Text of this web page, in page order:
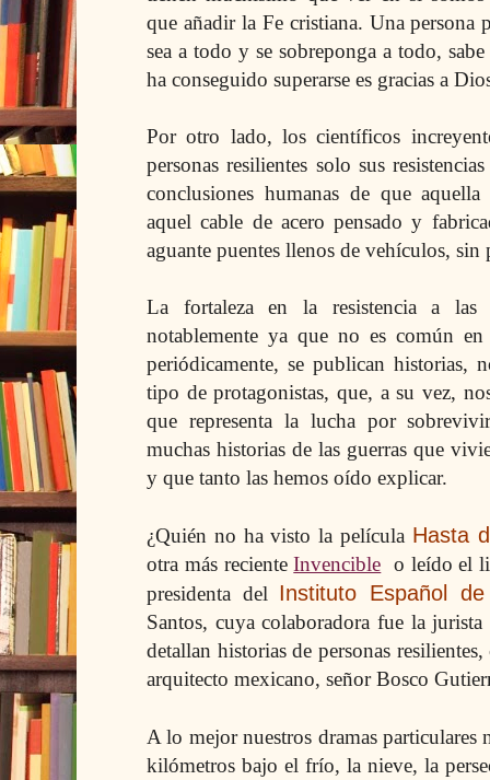
que añadir la Fe cristiana. Una persona
sea a todo y se sobreponga a todo,
ha conseguido superarse es gracias a
Por otro lado, los científicos
personas resilientes solo sus
conclusiones humanas de que
aquel cable de acero pensado y
aguante puentes llenos de vehículos, sin
La fortaleza en la resistencia a las
notablemente ya que no es común
periódicamente, se publican historias,
tipo de protagonistas, que, a su vez,
que representa la lucha por
muchas historias de las guerras que
y que tanto las hemos oído explicar.
¿Quién no ha vistola película Hasta
otra más recienteInvencible o leído el
presidenta del Instituto Español de
Santos, cuya colaboradora fue la jurista
detallan historias de personas
arquitecto mexicano, señor Bosco
A lo mejor nuestros dramas
kilómetros bajo el frío, la nieve, la